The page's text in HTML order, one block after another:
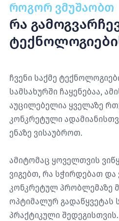
როგორ ვმუშაობთ
რა
ჩვენი საქმე
სამსახურში ჩაყენებაა,
აუცილებელია ყველაზე
კონკრეტული
ენაზე ვისაუბროთ.
ამიტომაც ყოველთვის
ვიგებთ, რა სჭირდებათ
კონკრეტულ პრობლემაზე
ოპტიმალურ გადაწყვეტას
პრაქტიკული შედეგისთვის.